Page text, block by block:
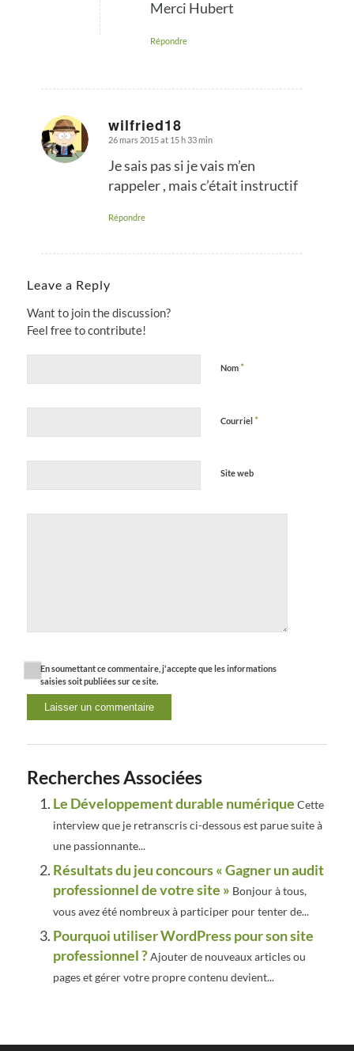
Merci Hubert
Répondre
wilfried18
says:
26 mars 2015 at 15 h 33 min
Je sais pas si je vais m’en
rappeler , mais c’était instructif
Répondre
Leave a Reply
Want to join the discussion?
Feel free to contribute!
Nom *
Courriel *
Site web
En soumettant ce commentaire, j'accepte que les informations
saisies soit publiées sur ce site.
Recherches Associées
Le Développement durable numérique Cette
interview que je retranscris ci-dessous est parue suite à
une passionnante...
Résultats du jeu concours « Gagner un audit
professionnel de votre site » Bonjour à tous,
vous avez été nombreux à participer pour tenter de...
Pourquoi utiliser WordPress pour son site
professionnel ? Ajouter de nouveaux articles ou
pages et gérer votre propre contenu devient...